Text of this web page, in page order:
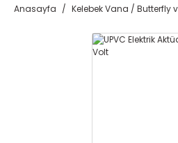
Anasayfa Kelebek Vana / Butterfly